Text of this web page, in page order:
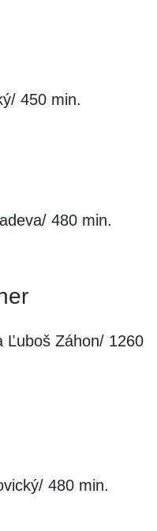
450 min.
480 min.
Ľuboš Záhon/ 1260
480 min.